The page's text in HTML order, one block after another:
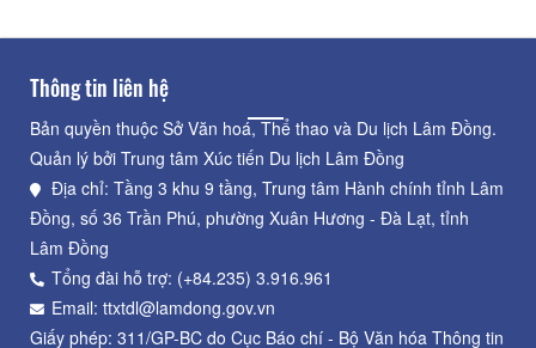
Thông tin liên hệ
Bản quyền thuộc Sở Văn hoá, Thể thao và Du lịch Lâm Đồng.
Quản lý bởi Trung tâm Xúc tiến Du lịch Lâm Đồng
Địa chỉ: Tầng 3 khu 9 tầng, Trung tâm Hành chính tỉnh Lâm
Đồng, số 36 Trần Phú, phường Xuân Hương - Đà Lạt, tỉnh
Lâm Đồng
Tổng đài hỗ trợ: (+84.235) 3.916.961
Email: ttxtdl@lamdong.gov.vn
Giấy phép: 311/GP-BC do Cục Báo chí - Bộ Văn hóa Thông tin